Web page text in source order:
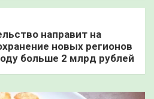
направит на
новых регионов
больше 2 млрд рублей